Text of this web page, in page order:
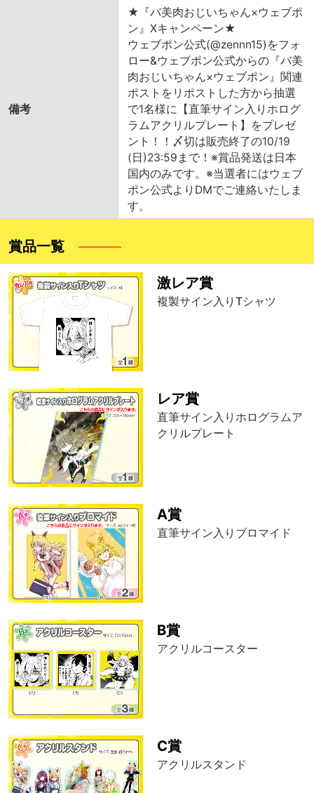
備考
★『バ美肉おじいちゃん×ウェブポ
ン』Xキャンペーン★
ウェブポン公式(@zennn15)をフォ
ロー&ウェブポン公式からの『バ美
肉おじいちゃん×ウェブポン』関連
ポストをリポストした方から抽選
で1名様に【直筆サイン入りホログ
ラムアクリルプレート】をプレゼ
ント！！〆切は販売終了の10/19
(日)23:59まで！※賞品発送は日本
国内のみです。※当選者にはウェブ
ポン公式よりDMでご連絡いたしま
す。
賞品一覧
激レア賞
複製サイン入りTシャツ
レア賞
直筆サイン入りホログラムア
クリルプレート
A賞
直筆サイン入りブロマイド
B賞
アクリルコースター
C賞
アクリルスタンド